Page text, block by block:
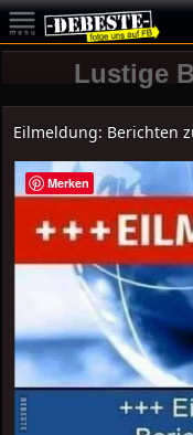
Lustige
Eilmeldung: Berichten
Merken